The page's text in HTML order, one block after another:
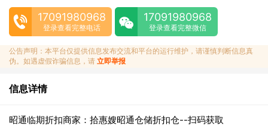
17091980968
登录查看完整电话
17091980968
登录查看完整微信
公告声明：本平台仅提供信息发布交流和平台的运行维护，请谨慎判断信息真
伪。如遇虚假诈骗信息，请 立即举报
信息详情
昭通临期折扣商家：拾惠嫂昭通仓储折扣仓--扫码获取